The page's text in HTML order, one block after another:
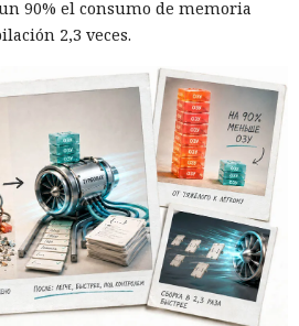
90% el consumo de memoria
2,3 veces.